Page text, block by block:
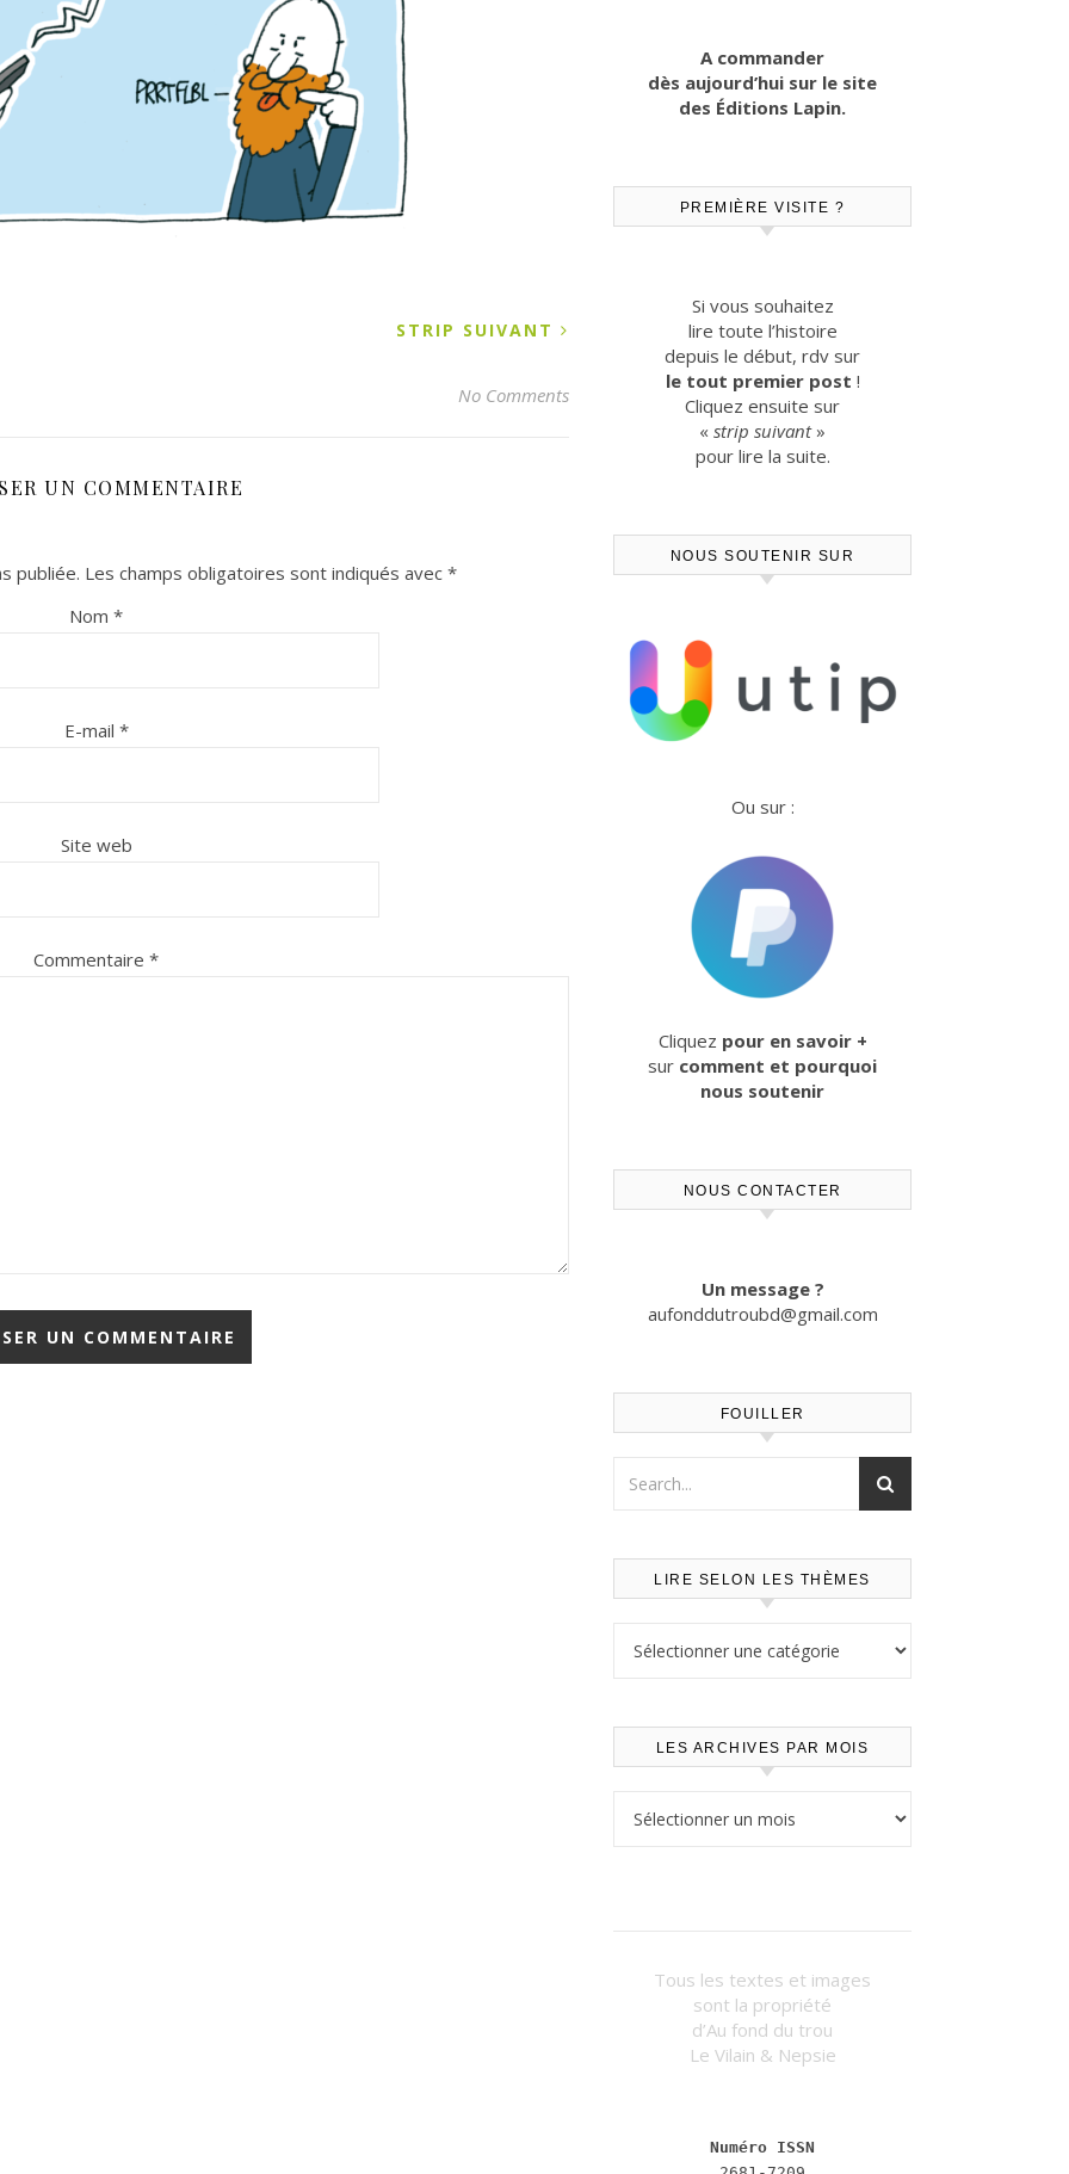
STRIP SUIVANT
No Comments
UN COMMENTAIRE
publiée. Les champs obligatoires sont indiqués avec *
Nom *
E-mail *
Site web
Commentaire *
A commander
dès aujourd’hui sur le site
des Éditions Lapin.
PREMIÈRE VISITE ?
Si vous souhaitez
lire toute l’histoire
depuis le début, rdv sur
le tout premier post !
Cliquez ensuite sur
« strip suivant»
pour lire la suite.
NOUS SOUTENIR SUR
Ou sur :
Cliquez pour en savoir +
sur comment et pourquoi
nous soutenir
NOUS CONTACTER
Un message ?
aufonddutroubd@gmail.com
FOUILLER
LIRE SELON LES THÈMES
LES ARCHIVES PAR MOIS
Tous les textes et images
sont la propriété
d’Au fond du trou
Le Vilain & Nepsie
Numéro ISSN